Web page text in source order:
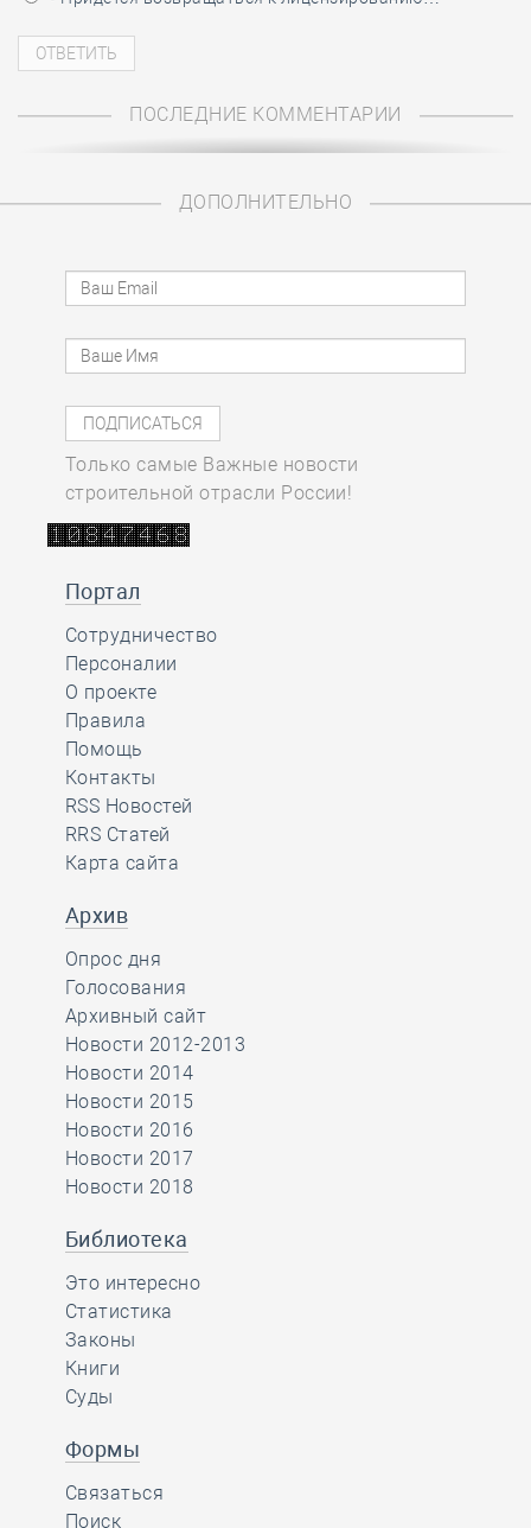
ПОСЛЕДНИЕ КОММЕНТАРИИ
ДОПОЛНИТЕЛЬНО
Только самые Важные новости
строительной отрасли России!
Портал
Сотрудничество
Персоналии
О проекте
Правила
Помощь
Контакты
RSS Новостей
RRS Статей
Карта сайта
Архив
Опрос дня
Голосования
Архивный сайт
Новости 2012-2013
Новости 2014
Новости 2015
Новости 2016
Новости 2017
Новости 2018
Библиотека
Это интересно
Статистика
Законы
Книги
Суды
Формы
Связаться
Поиск